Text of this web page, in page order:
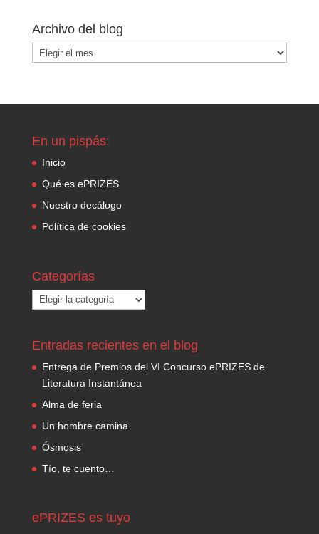
Archivo del blog
Archivo
del
En un pispás:
Inicio
Qué es ePRIZES
Nuestro decálogo
Política de cookies
Categorías
Categorías
Entradas recientes en el blog
Entrega de Premios del VI Concurso ePRIZES de
Literatura Instantánea
Alma de feria
Un hombre camina
Ósmosis
Tío, te cuento…
ePRIZES es tuyo